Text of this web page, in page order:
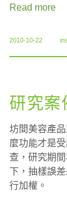
Read more
2010-10-22
研究案
坊間美容產
麼功能才是
查，研究期
下，抽樣誤
行加權。